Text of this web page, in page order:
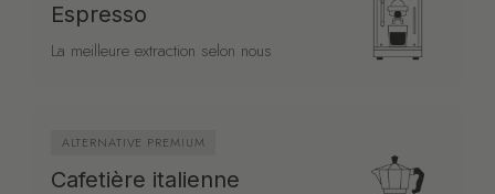
Espresso
La meilleure extraction selon nous
ALTERNATIVE PREMIUM
Cafetière italienne